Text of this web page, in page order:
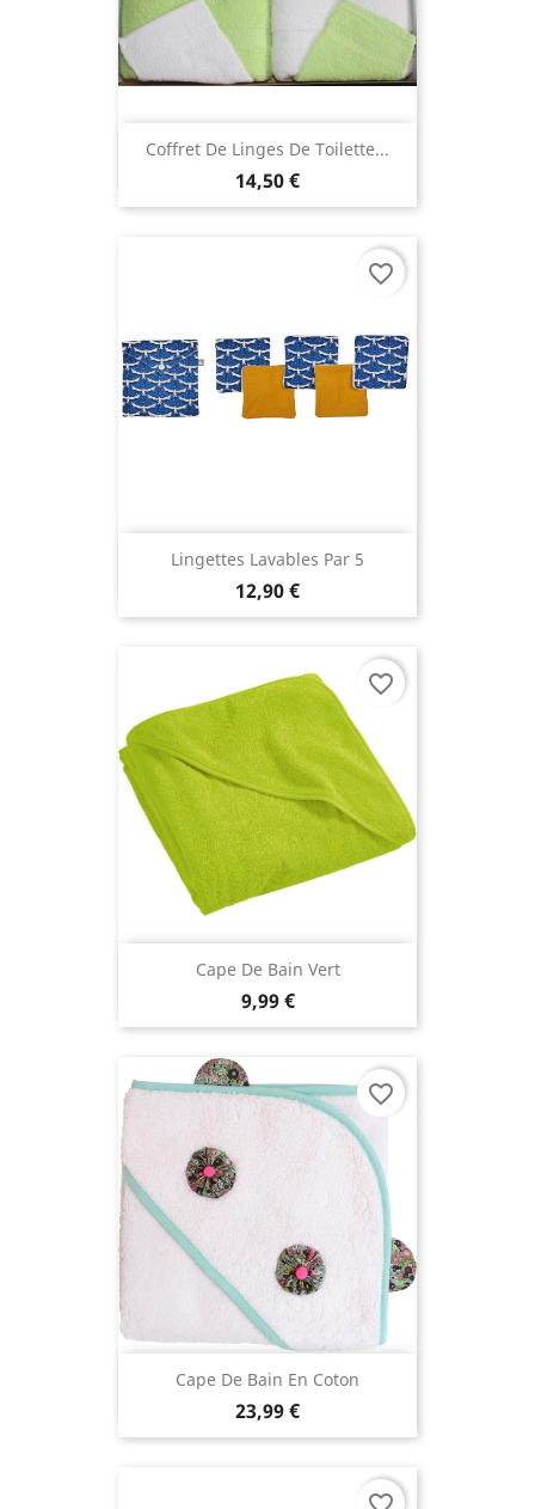
Coffret De Linges De Toilette...
14,50 €
Lingettes Lavables Par 5
12,90 €
favorite_border
Cape De Bain Vert
9,99 €
favorite_border
Cape De Bain En Coton
23,99 €
favorite_border